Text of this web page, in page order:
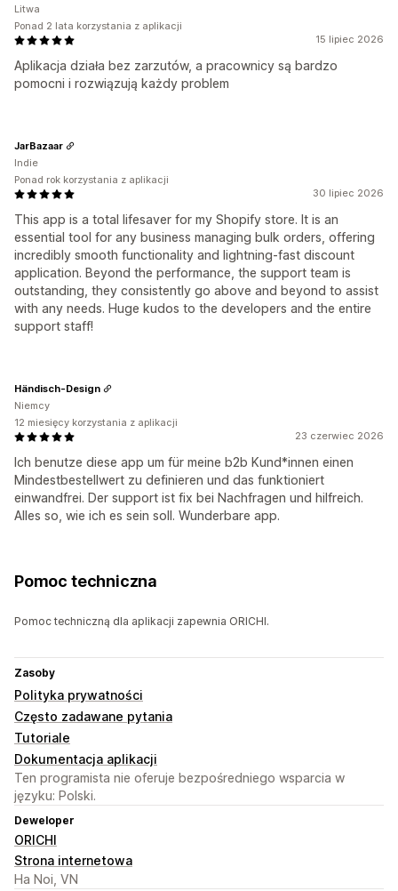
15 lipiec 2026
Aplikacja działa bez zarzutów, a pracownicy są bardzo
pomocni i rozwiązują każdy problem
Litwa
Ponad 2 lata korzystania z aplikacji
30 lipiec 2026
This app is a total lifesaver for my Shopify store. It is an
essential tool for any business managing bulk orders, offering
incredibly smooth functionality and lightning-fast discount
application. Beyond the performance, the support team is
outstanding, they consistently go above and beyond to assist
with any needs. Huge kudos to the developers and the entire
support staff!
JarBazaar
Indie
Ponad rok korzystania z aplikacji
23 czerwiec 2026
Ich benutze diese app um für meine b2b Kund*innen einen
Mindestbestellwert zu definieren und das funktioniert
einwandfrei. Der support ist fix bei Nachfragen und hilfreich.
Alles so, wie ich es sein soll. Wunderbare app.
Händisch-Design
Niemcy
12 miesięcy korzystania z aplikacji
Pomoc techniczna
Pomoc techniczną dla aplikacji zapewnia ORICHI.
Zasoby
Polityka prywatności
Często zadawane pytania
Tutoriale
Dokumentacja aplikacji
Ten programista nie oferuje bezpośredniego wsparcia w
języku: Polski.
Deweloper
ORICHI
Strona internetowa
Ha Noi, VN